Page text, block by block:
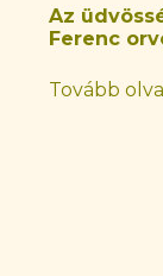
Az
Ferenc
Tovább